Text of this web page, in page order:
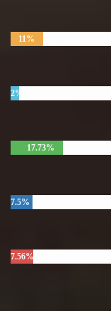
11%
2%
17.73%
7.5%
7.56%